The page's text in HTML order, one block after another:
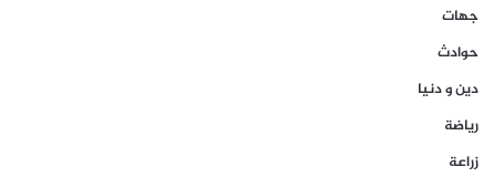
جهات
حوادث
دين و دنيا
رياضة
زراعة